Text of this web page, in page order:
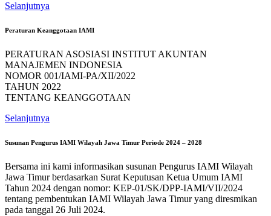
Selanjutnya
Peraturan Keanggotaan IAMI
PERATURAN ASOSIASI INSTITUT AKUNTAN
MANAJEMEN INDONESIA
NOMOR 001/IAMI-PA/XII/2022
TAHUN 2022
TENTANG KEANGGOTAAN
Selanjutnya
Susunan Pengurus IAMI Wilayah Jawa Timur Periode 2024 – 2028
Bersama ini kami informasikan susunan Pengurus IAMI Wilayah
Jawa Timur berdasarkan Surat Keputusan Ketua Umum IAMI
Tahun 2024 dengan nomor: KEP-01/SK/DPP-IAMI/VII/2024
tentang pembentukan IAMI Wilayah Jawa Timur yang diresmikan
pada tanggal 26 Juli 2024.